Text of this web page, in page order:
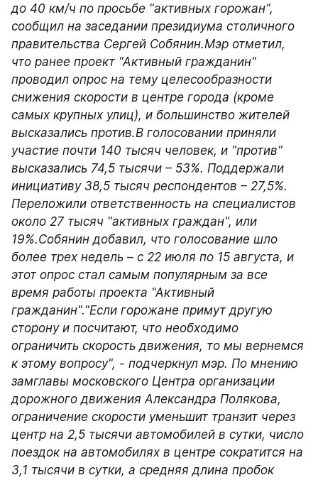
до 40 км/ч по просьбе "активных горожан",
сообщил на заседании президиума столичного
правительства Сергей Собянин.Мэр отметил,
что ранее проект "Активный гражданин"
проводил опрос на тему целесообразности
снижения скорости в центре города (кроме
самых крупных улиц), и большинство жителей
высказались против.В голосовании приняли
участие почти 140 тысяч человек, и "против"
высказались 74,5 тысячи – 53%. Поддержали
инициативу 38,5 тысяч респондентов – 27,5%.
Переложили ответственность на специалистов
около 27 тысяч "активных граждан", или
19%.Собянин добавил, что голосование шло
более трех недель – с 22 июля по 15 августа, и
этот опрос стал самым популярным за все
время работы проекта "Активный
гражданин"."Если горожане примут другую
сторону и посчитают, что необходимо
ограничить скорость движения, то мы вернемся
к этому вопросу", - подчеркнул мэр. По мнению
замглавы московского Центра организации
дорожного движения Александра Полякова,
ограничение скорости уменьшит транзит через
центр на 2,5 тысячи автомобилей в сутки, число
поездок на автомобилях в центре сократится на
3,1 тысячи в сутки, а средняя длина пробок